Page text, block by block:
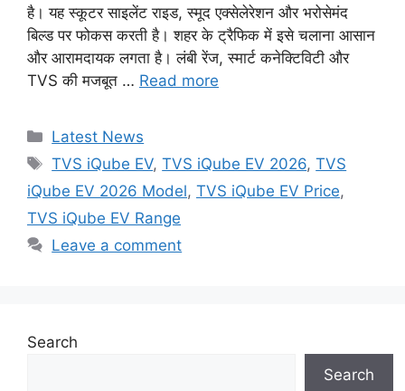
है। यह स्कूटर साइलेंट राइड, स्मूद एक्सेलेरेशन और भरोसेमंद
बिल्ड पर फोकस करती है। शहर के ट्रैफिक में इसे चलाना आसान
और आरामदायक लगता है। लंबी रेंज, स्मार्ट कनेक्टिविटी और
TVS की मजबूत … Read more
Categories
Latest News
Tags
TVS iQube EV,TVS iQube EV 2026,TVS
iQube EV 2026 Model, TVS iQube EV Price,
TVS iQube EV Range
Leave a comment
Search
Search